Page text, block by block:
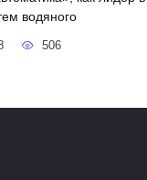
водяного
506